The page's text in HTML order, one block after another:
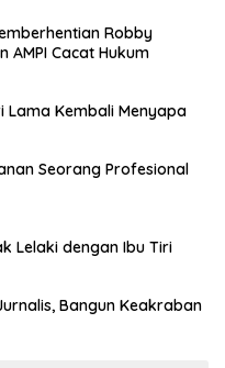
Robby
AMPI Cacat Hukum
Lama Kembali Menyapa
Seorang Profesional
Lelaki dengan Ibu Tiri
Bangun Keakraban